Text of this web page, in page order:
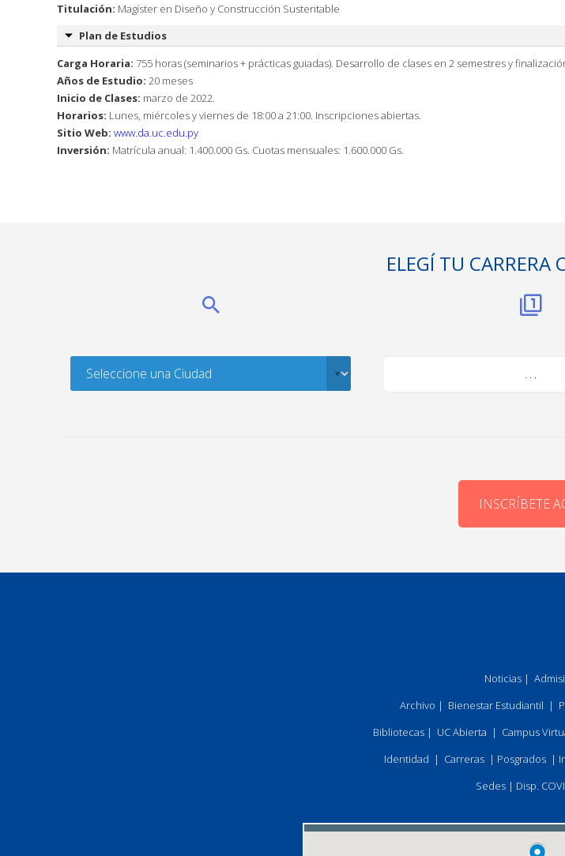
Titulación: Magíster en Diseño y Construcción Sustentable
Plan de Estudios
Carga Horaria: 755 horas (seminarios + prácticas guiadas). Desarrollo de clases en 2 semestres y
Años de Estudio: 20 meses
Inicio de Clases: marzo de 2022.
Horarios: Lunes, miércoles y viernes de 18:00 a 21:00. Inscripciones abiertas.
Sitio Web: www.da.uc.edu.py
Inversión: Matrícula anual: 1.400.000 Gs. Cuotas mensuales: 1.600.000 Gs.
ELEGÍ TU CARRERA
. . .
INSCRÍBETE
Noticias|
Archivo | Bienestar Estudiantil |
Bibliotecas| UC Abierta | Campus
Identidad | Carreras| Posgrados|
Sedes| Disp.